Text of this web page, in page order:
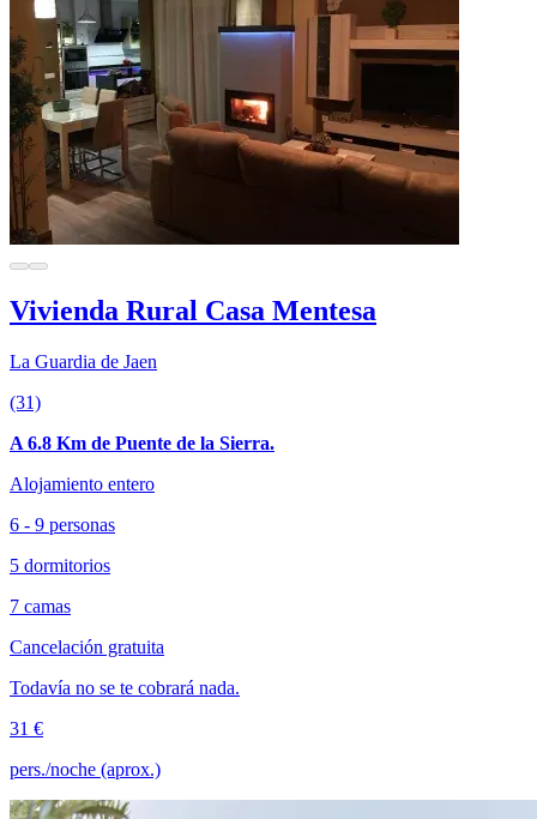
Vivienda Rural Casa Mentesa
La Guardia de Jaen
(31)
A 6.8 Km de Puente de la Sierra.
Alojamiento entero
6 - 9 personas
5 dormitorios
7 camas
Cancelación gratuita
Todavía no se te cobrará nada.
31 €
pers./noche (aprox.)